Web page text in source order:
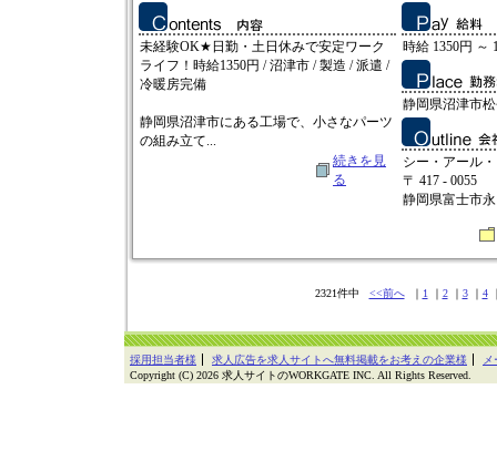
未経験OK★日勤・土日休みで安定ワーク
ライフ！時給1350円 / 沼津市 / 製造 / 派遣 /
冷暖房完備
静岡県沼津市にある工場で、小さなパーツ
の組み立て...
続きを見
る
時給 1350円 ～
静岡県沼津市
シー・アール
〒 417 - 0055
静岡県富士市
2321件中 <<前へ｜ 1 ｜ 2｜ 3｜ 4
採用担当者様 求人広告を求人サイトへ無料掲載をお考えの企業様
Copyright (C) 2026 求人サイトのWORKGATE INC. All Rights Reserved.